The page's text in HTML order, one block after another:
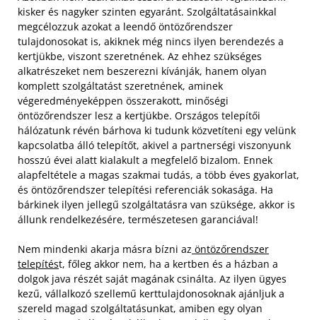
kisker és nagyker szinten egyaránt. Szolgáltatásainkkal
megcélozzuk azokat a leendő öntözőrendszer
tulajdonosokat is, akiknek még nincs ilyen berendezés a
kertjükbe, viszont szeretnének. Az ehhez szükséges
alkatrészeket nem beszerezni kívánják, hanem olyan
komplett szolgáltatást szeretnének, aminek
végeredményeképpen összerakott, minőségi
öntözőrendszer lesz a kertjükbe. Országos telepítői
hálózatunk révén bárhova ki tudunk közvetíteni egy velünk
kapcsolatba álló telepítőt, akivel a partnerségi viszonyunk
hosszú évei alatt kialakult a megfelelő bizalom. Ennek
alapfeltétele a magas szakmai tudás, a több éves gyakorlat,
és öntözőrendszer telepítési referenciák sokasága. Ha
bárkinek ilyen jellegű szolgáltatásra van szüksége, akkor is
állunk rendelkezésére, természetesen garanciával!
Nem mindenki akarja másra bízni az öntözőrendszer
telepítést, főleg akkor nem, ha a kertben és a házban a
dolgok java részét saját magának csinálta. Az ilyen ügyes
kezű, vállalkozó szellemű kerttulajdonosoknak ajánljuk a
szereld magad szolgáltatásunkat, amiben egy olyan